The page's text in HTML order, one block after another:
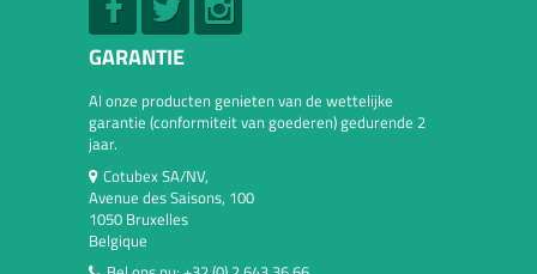
GARANTIE
Al onze producten genieten van de wettelijke
garantie (conformiteit van goederen) gedurende 2
jaar.
Cotubex SA/NV,
Avenue des Saisons, 100
1050 Bruxelles
Belgique